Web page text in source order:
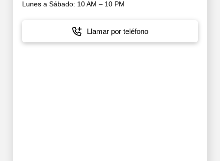
Lunes a Sábado: 10 AM – 10 PM
Llamar por teléfono